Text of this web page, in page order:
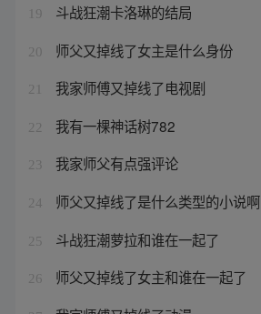
19 斗战狂潮卡洛琳的结局
20 师父又掉线了女主是什么身份
21 我家师傅又掉线了电视剧
22 我有一棵神话树782
23 我家师父有点强评论
24 师父又掉线了是什么类型的小说啊
25 斗战狂潮萝拉和谁在一起了
26 师父又掉线了女主和谁在一起了